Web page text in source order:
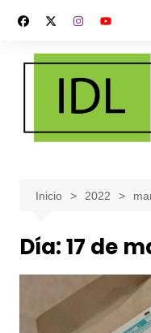
contenido
Inicio 2022
Día:17 de